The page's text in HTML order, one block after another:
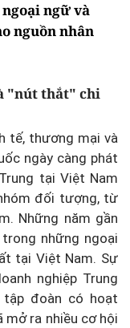
ngữ và
nguồn nhân
"nút thắt" chi
tế, thương mại và
ngày càng phát
tại Việt Nam
đối tượng, từ
Những năm gần
những ngoại
tại Việt Nam. Sự
nghiệp Trung
tập đoàn có hoạt
ra nhiều cơ hội